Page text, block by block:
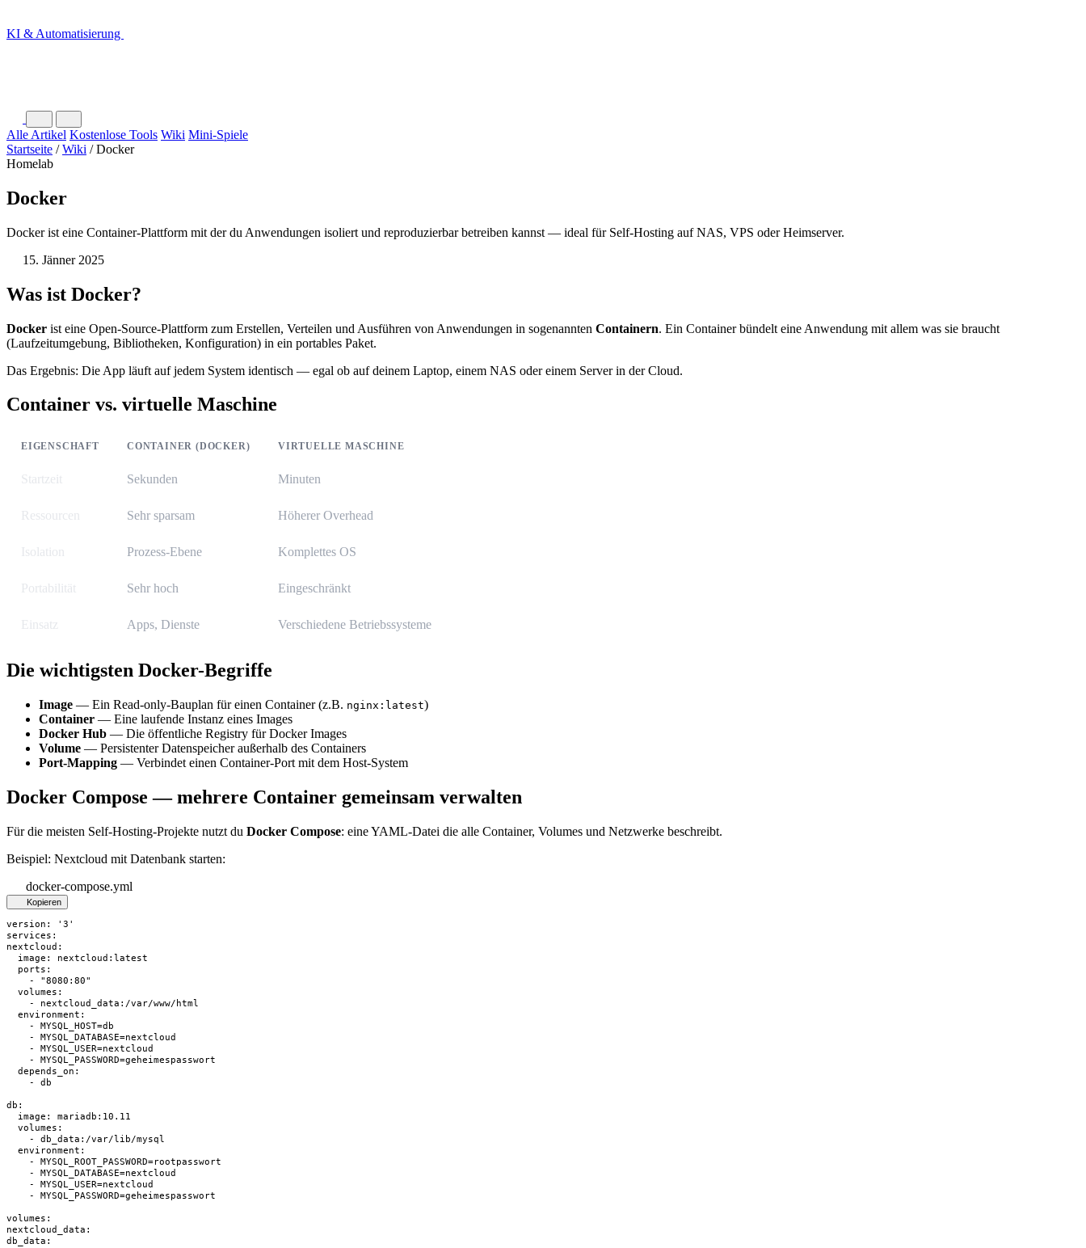
KI & Automatisierung
Alle Artikel Kostenlose Tools Wiki Mini-Spiele
Startseite / Wiki / Docker
Homelab
Docker
Docker ist eine Container-Plattform mit der du Anwendungen isoliert und reproduzierbar betreiben kannst — ideal für Self-Hosting auf NAS, VPS oder Heimserver.
15. Jänner 2025
Was ist Docker?
Docker ist eine Open-Source-Plattform zum Erstellen, Verteilen und Ausführen von Anwendungen in sogenannten Containern. Ein Container bündelt eine Anwendung mit allem was sie braucht
(Laufzeitumgebung, Bibliotheken, Konfiguration) in ein portables Paket.
Das Ergebnis: Die App läuft auf jedem System identisch — egal ob auf deinem Laptop, einem NAS oder einem Server in der Cloud.
Container vs. virtuelle Maschine
EIGENSCHAFT CONTAINER (DOCKER) VIRTUELLE MASCHINE
Startzeit Sekunden Minuten
Ressourcen Sehr sparsam Höherer Overhead
Isolation Prozess-Ebene Komplettes OS
Portabilität Sehr hoch Eingeschränkt
Einsatz Apps, Dienste Verschiedene Betriebssysteme
Die wichtigsten Docker-Begriffe
Image — Ein Read-only-Bauplan für einen Container (z.B. nginx:latest)
Container — Eine laufende Instanz eines Images
Docker Hub — Die öffentliche Registry für Docker Images
Volume — Persistenter Datenspeicher außerhalb des Containers
Port-Mapping — Verbindet einen Container-Port mit dem Host-System
Docker Compose — mehrere Container gemeinsam verwalten
Für die meisten Self-Hosting-Projekte nutzt du Docker Compose: eine YAML-Datei die alle Container, Volumes und Netzwerke beschreibt.
Beispiel: Nextcloud mit Datenbank starten:
docker-compose.yml
Kopieren
version: '3'
services:
nextcloud:
  image: nextcloud:latest
  ports:
    - "8080:80"
  volumes:
    - nextcloud_data:/var/www/html
  environment:
    - MYSQL_HOST=db
    - MYSQL_DATABASE=nextcloud
    - MYSQL_USER=nextcloud
    - MYSQL_PASSWORD=geheimespasswort
  depends_on:
    - db
db:
  image: mariadb:10.11
  volumes:
    - db_data:/var/lib/mysql
  environment:
    - MYSQL_ROOT_PASSWORD=rootpasswort
    - MYSQL_DATABASE=nextcloud
    - MYSQL_USER=nextcloud
    - MYSQL_PASSWORD=geheimespasswort
volumes:
nextcloud_data:
db_data: